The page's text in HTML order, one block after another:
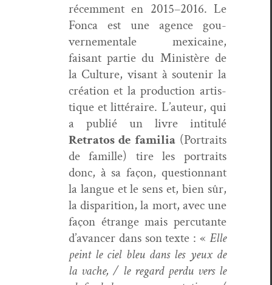
récem­ment en 2015–2016. Le
Fon­ca est une agence gou­
verne­men­tale mex­i­caine,
faisant par­tie du Min­istère de
la Cul­ture, visant à soutenir la
créa­tion et la pro­duc­tion artis­
tique et lit­téraire. L’auteur, qui
a pub­lié un livre inti­t­ulé
Retratos de famil­ia(Por­traits
de famille) tire les por­traits
donc, à sa façon, ques­tion­nant
la langue et le sens et, bien sûr,
la dis­pari­tion, la mort, avec une
façon étrange mais per­cu­tante
d’avancer dans son texte : « Elle
peint le ciel bleu dans les yeux de
la vache, / le regard per­du vers le